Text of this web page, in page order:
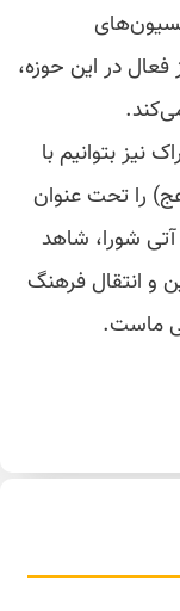
در این حوزه،
بتوانیم با
را تحت عنوان
شورا، شاهد
و انتقال فرهنگ
ماست.